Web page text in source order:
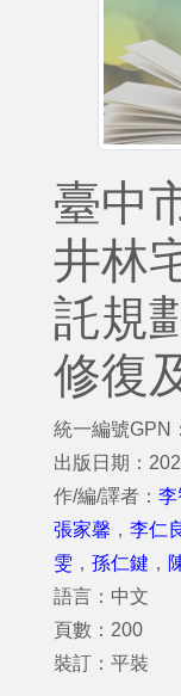
臺中
井林
託規
修復
統一編號GPN
出版日期：
作/編/譯者： 李
張家馨 ， 李仁
雯 ， 孫仁鍵 ，
語言：中文
頁數：200
裝訂：平裝